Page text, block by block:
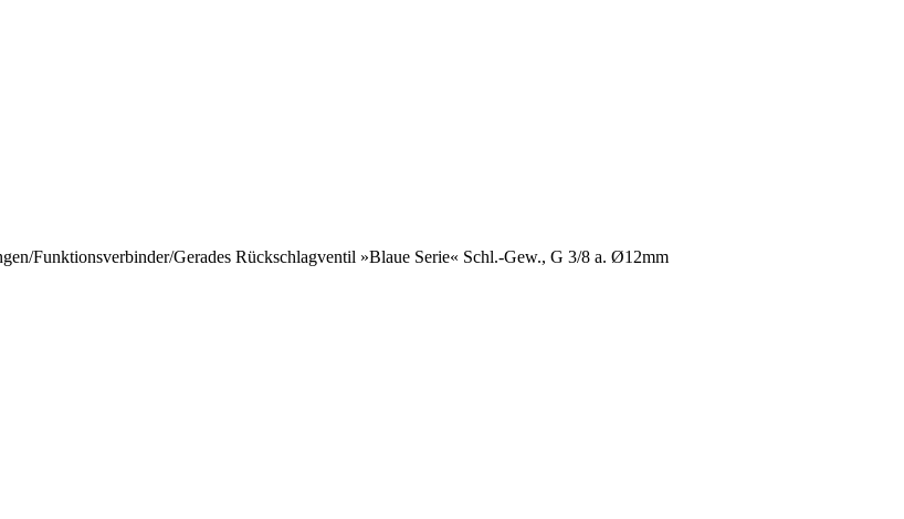
/Funktionsverbinder/Gerades Rückschlagventil »Blaue Serie« Schl.-Gew., G 3/8 a. Ø12mm